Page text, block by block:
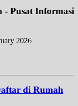
- Pusat Informasi
2026
di Rumah